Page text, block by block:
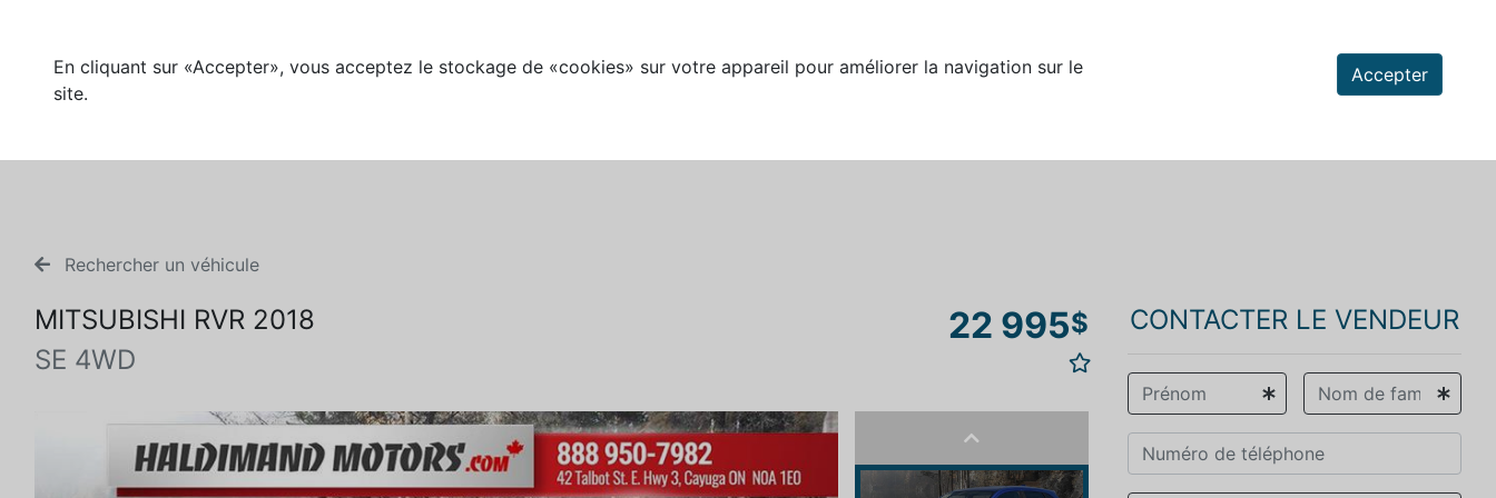
En cliquant sur «Accepter», vous acceptez le stockage de «cookies» sur votre appareil pour améliorer la navigation sur le
site.
Accepter
Rechercher un véhicule
MITSUBISHI RVR 2018
SE 4WD
22 995$
Previous
CONTACTER LE VENDEUR